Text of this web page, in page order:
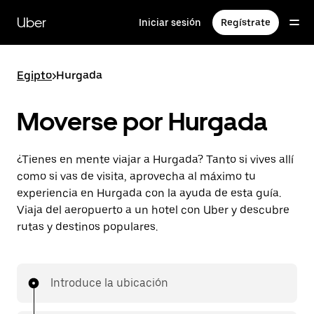
contenido
principal
Uber Iniciar sesión Regístrate
Egipto>Hurgada
Moverse por Hurgada
¿Tienes en mente viajar a Hurgada? Tanto si vives allí
como si vas de visita, aprovecha al máximo tu
experiencia en Hurgada con la ayuda de esta guía.
Viaja del aeropuerto a un hotel con Uber y descubre
rutas y destinos populares.
Introduce la ubicación